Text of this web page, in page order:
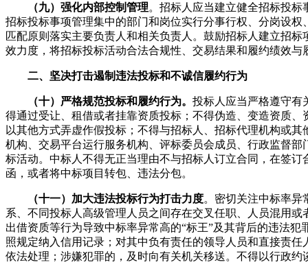
（九）强化内部控制管理。招标人应当建立健全招标投
招标投标事项管理集中的部门和岗位实行分事行权、分岗设
匹配原则落实主要负责人和相关负责人。鼓励招标人建立招
效力度，将招标投标活动合法合规性、交易结果和履约绩效
二、坚决打击遏制违法投标和不诚信履约行为
（十）严格规范投标和履约行为。 投标人应当严格遵守有
得通过受让、租借或者挂靠资质投标；不得伪造、变造资质
以其他方式弄虚作假投标；不得与招标人、招标代理机构或
机构、交易平台运行服务机构、评标委员会成员、行政监督
标活动。中标人不得无正当理由不与招标人订立合同，在签
函，或者将中标项目转包、违法分包。
（十一）加大违法投标行为打击力度。密切关注中标率异
系、不同投标人高级管理人员之间存在交叉任职、人员混用
出借资质等行为导致中标率异常高的“标王”及其背后的违法
照规定纳入信用记录；对其中负有责任的领导人员和直接责
依法处理；涉嫌犯罪的，及时向有关机关移送。不得以行政